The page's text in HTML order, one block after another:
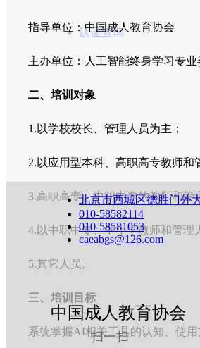
认证查询
指导单位：中国成人教育协会
主办单位：人工智能终身学习专业
二、培训对象
1.以学校校长、管理人员为主；
2.以应用型本科、高职高专教师和
3.高职高专、中职中专的教师和管
4.以中职中专、中小学教师和管理
5.其它人员。
三、培训目标
系统掌握AI相关工具的认知、使用
北京市西城区德胜门外
010-58582114
010-58581053
caeabgs@126.com
中国成人教育协会
扫一扫